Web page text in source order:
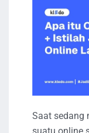
Saat sedang